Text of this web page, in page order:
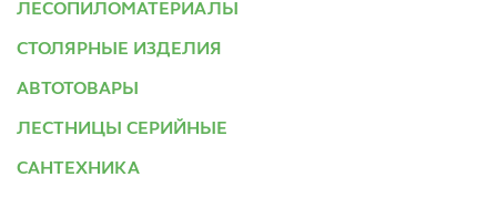
ЛЕСОПИЛОМАТЕРИАЛЫ
СТОЛЯРНЫЕ ИЗДЕЛИЯ
АВТОТОВАРЫ
ЛЕСТНИЦЫ СЕРИЙНЫЕ
САНТЕХНИКА